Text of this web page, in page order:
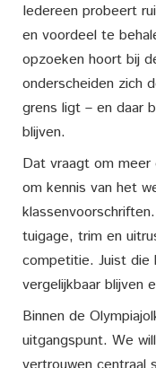
Iedereen probeert
en voordeel te
opzoeken hoort bij
onderscheiden zich
grens ligt – en daar
blijven.
Dat vraagt om meer
om kennis van het
tuigage, trim en
competitie. Juist
vergelijkbaar blijven
Binnen de
uitgangspunt. We